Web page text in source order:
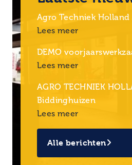
Agro Techniek Holland
Lees meer
DEMO
Lees meer
AGRO TECHNIEK
Biddinghuizen
Lees meer
Alle berichten